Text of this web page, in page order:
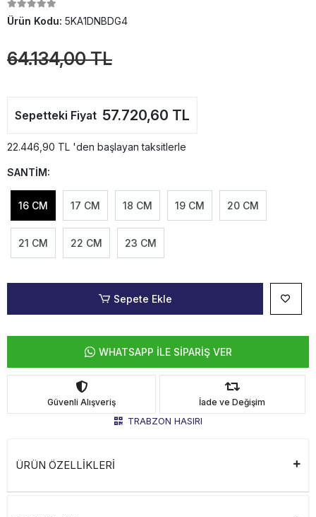
Ürün Kodu: 5KA1DNBDG4
64.134,00 TL
Sepetteki Fiyat 57.720,60 TL
22.446,90 TL 'den başlayan taksitlerle
SANTİM:
16 CM 17 CM 18 CM 19 CM 20 CM
21 CM 22 CM 23 CM
Sepete Ekle
WHATSAPP İLE SİPARİŞ VER
Güvenli Alışveriş İade ve Değişim
TRABZON HASIRI
ÜRÜN ÖZELLİKLERİ